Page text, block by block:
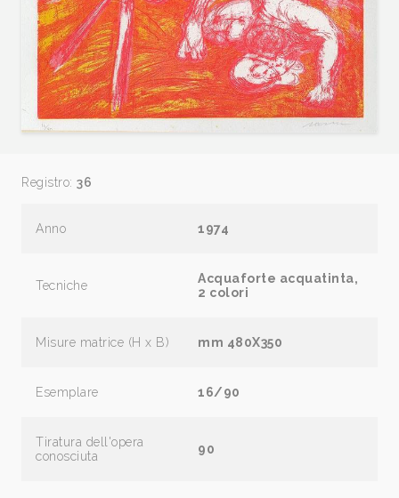
Registro: 36
Anno 1974
Tecniche
Acquaforte acquatinta,
2 colori
Misure matrice (H x B) mm 480X350
Esemplare 16/90
Tiratura dell'opera
conosciuta
90